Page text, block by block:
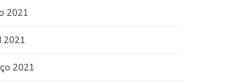
2021
2021
2021